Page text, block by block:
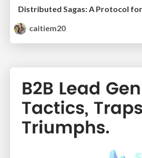
caitiem20